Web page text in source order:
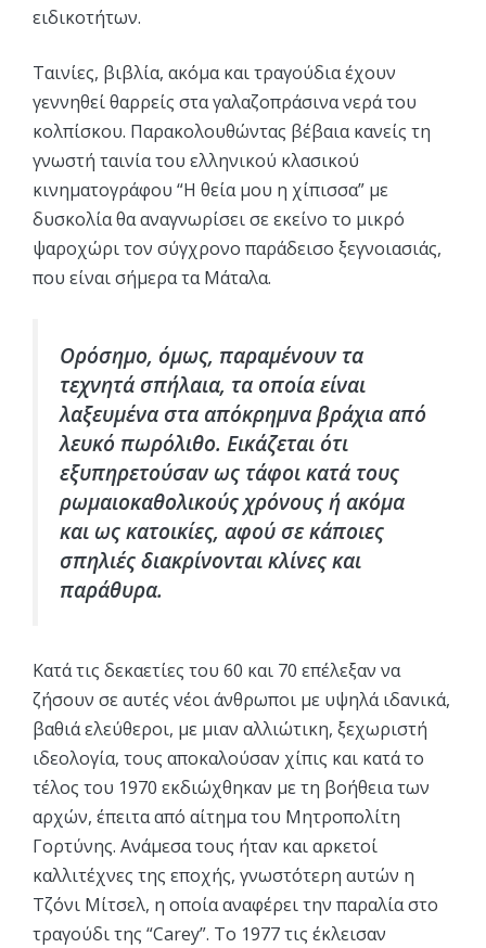
ειδικοτήτων.
Ταινίες, βιβλία, ακόμα και τραγούδια έχουν
γεννηθεί θαρρείς στα γαλαζοπράσινα νερά του
κολπίσκου. Παρακολουθώντας βέβαια κανείς τη
γνωστή ταινία του ελληνικού κλασικού
κινηματογράφου “Η θεία μου η χίπισσα” με
δυσκολία θα αναγνωρίσει σε εκείνο το μικρό
ψαροχώρι τον σύγχρονο παράδεισο ξεγνοιασιάς,
που είναι σήμερα τα Μάταλα.
Ορόσημο, όμως, παραμένουν τα
τεχνητά σπήλαια, τα οποία είναι
λαξευμένα στα απόκρημνα βράχια από
λευκό πωρόλιθο. Εικάζεται ότι
εξυπηρετούσαν ως τάφοι κατά τους
ρωμαιοκαθολικούς χρόνους ή ακόμα
και ως κατοικίες, αφού σε κάποιες
σπηλιές διακρίνονται κλίνες και
παράθυρα.
Κατά τις δεκαετίες του 60 και 70 επέλεξαν να
ζήσουν σε αυτές νέοι άνθρωποι με υψηλά ιδανικά,
βαθιά ελεύθεροι, με μιαν αλλιώτικη, ξεχωριστή
ιδεολογία, τους αποκαλούσαν χίπις και κατά το
τέλος του 1970 εκδιώχθηκαν με τη βοήθεια των
αρχών, έπειτα από αίτημα του Μητροπολίτη
Γορτύνης. Ανάμεσα τους ήταν και αρκετοί
καλλιτέχνες της εποχής, γνωστότερη αυτών η
Τζόνι Μίτσελ, η οποία αναφέρει την παραλία στο
τραγούδι της “Carey”. Το 1977 τις έκλεισαν